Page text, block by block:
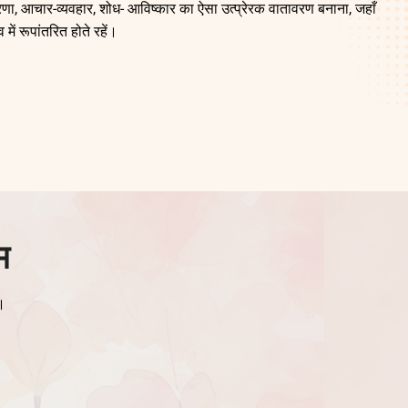
आचार-व्यवहार, शोध- आविष्कार का ऐसा उत्प्रेरक वातावरण बनाना, जहाँ
में रूपांतरित होते रहें।